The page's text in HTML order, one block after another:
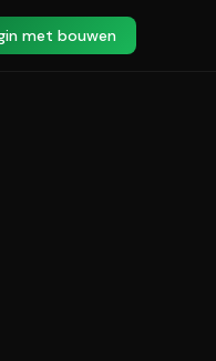
met bouwen